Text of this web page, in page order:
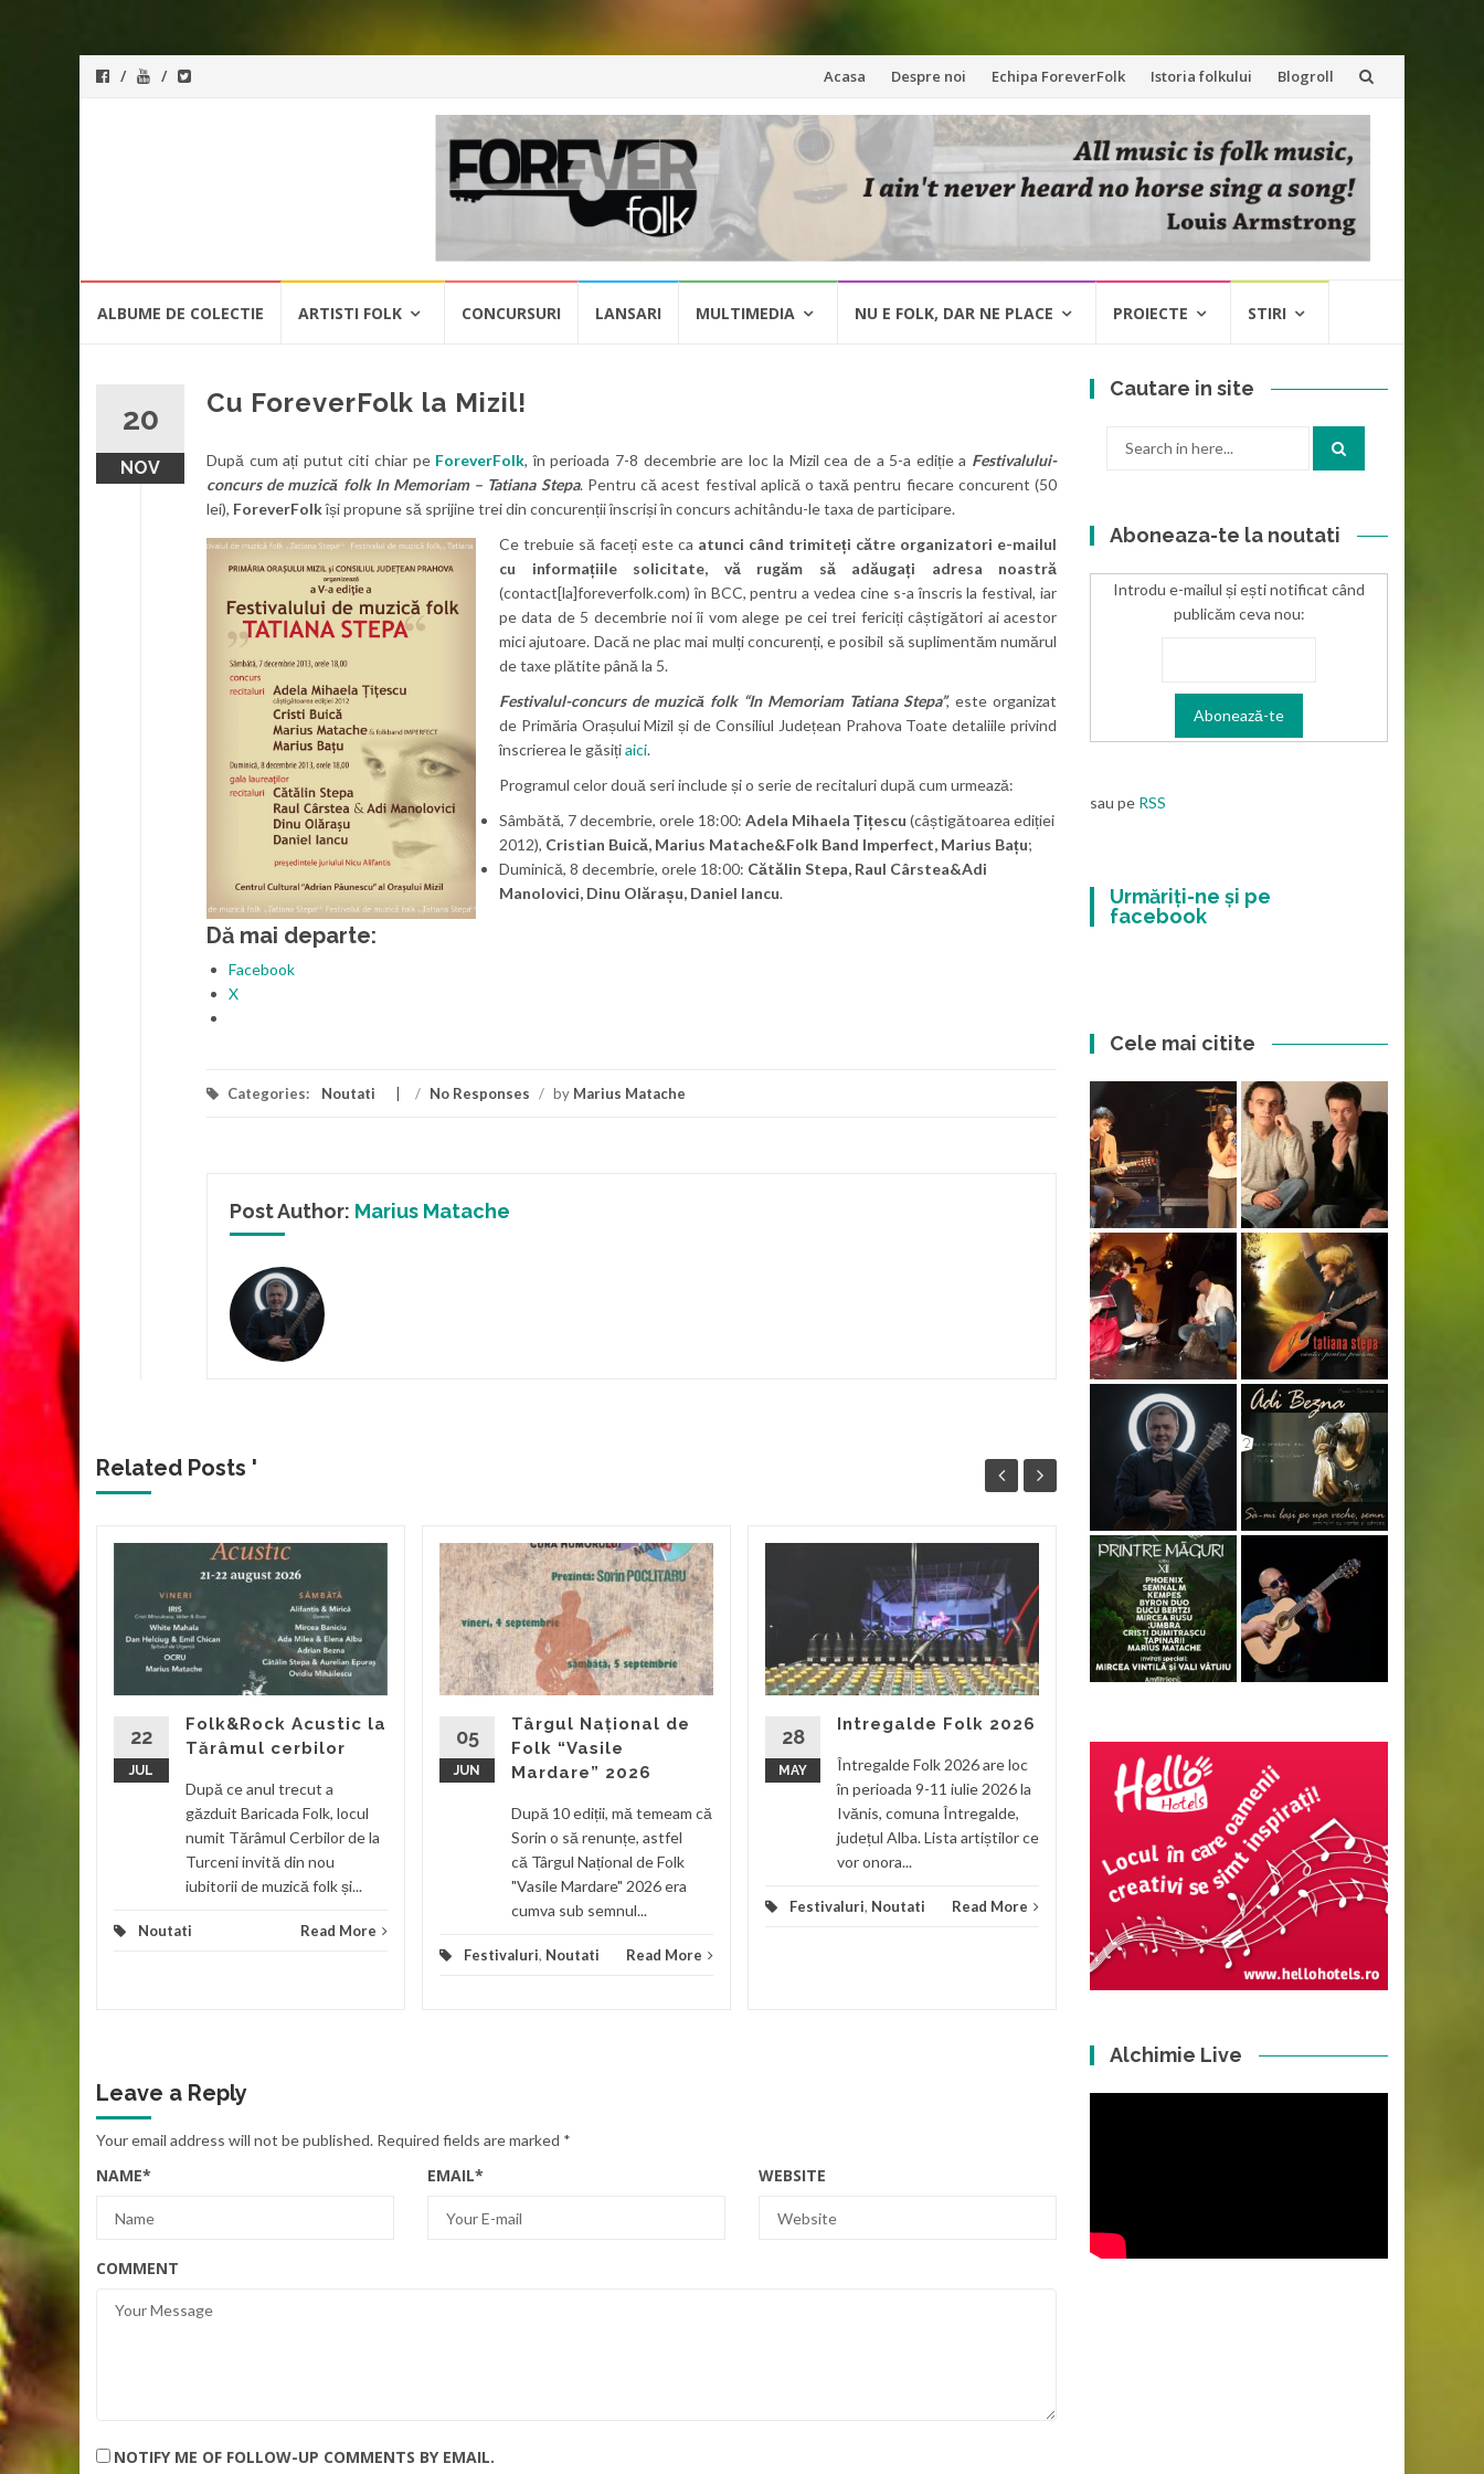
Skip
to
content
Acasa Despre noi Echipa ForeverFolk Istoria folkului Blogroll
ALBUME DE COLECTIE ARTISTI FOLK CONCURSURI LANSARI MULTIMEDIA NU E FOLK, DAR NE PLACE PROIECTE STIRI
20
NOV
Cu ForeverFolk la Mizil!
După cum ați putut citi chiar pe ForeverFolk, în perioada 7-8 decembrie are loc la Mizil cea de a 5-a ediție a Festivalului-
concurs de muzică folk In Memoriam – Tatiana Stepa. Pentru că acest festival aplică o taxă pentru fiecare concurent (50
lei), ForeverFolkîși propune să sprijine trei din concurenții înscriși în concurs achitându-le taxa de participare.
Ce trebuie să faceți este ca atunci când trimiteți către organizatori e-mailul
cu informațiile solicitate, vă rugăm să adăugați adresa noastră
(contact[la]foreverfolk.com) în BCC, pentru a vedea cine s-a înscris la festival, iar
pe data de 5 decembrie noi îi vom alege pe cei trei fericiți câștigători ai acestor
mici ajutoare. Dacă ne plac mai mulți concurenți, e posibil să suplimentăm numărul
de taxe plătite până la 5.
Festivalul-concurs de muzică folk “In Memoriam Tatiana Stepa”, este organizat
de Primăria Orașului Mizil și de Consiliul Județean Prahova Toate detaliile privind
înscrierea le găsițiaici.
Programul celor două seri include și o serie de recitaluri după cum urmează:
Sâmbătă, 7 decembrie, orele 18:00: Adela Mihaela Țițescu (câștigătoarea ediției
2012), Cristian Buică, Marius Matache&Folk Band Imperfect, Marius Bațu;
Duminică, 8 decembrie, orele 18:00: Cătălin Stepa, Raul Cârstea&Adi
Manolovici, Dinu Olărașu, Daniel Iancu.
Dă mai departe:
Facebook
X
Categories: Noutati / No Responses / by Marius Matache
Post Author: Marius Matache
Related Posts '
22
JUL
Folk&Rock Acustic la
Tărâmul cerbilor
După ce anul trecut a
găzduit Baricada Folk, locul
numit Tărâmul Cerbilor de la
Turceni invită din nou
iubitorii de muzică folk și...
Noutati Read More
05
JUN
Târgul Național de
Folk “Vasile
Mardare” 2026
După 10 ediții, mă temeam că
Sorin o să renunțe, astfel
că Târgul Național de Folk
"Vasile Mardare" 2026 era
cumva sub semnul...
Festivaluri, Noutati Read More
28
MAY
Intregalde Folk 2026
Întregalde Folk 2026 are loc
în perioada 9-11 iulie 2026 la
Ivănis, comuna Întregalde,
județul Alba. Lista artiștilor ce
vor onora...
Festivaluri, Noutati Read More
29
APR
Dacii liberi
Pe cei de la Dacii liberi cred
că i-am văzut prima dată la
Tecuci acum vreo 4-5 ani și
recunosc că nu m-au
Noutati
Leave a Reply
Your email address will not be published. Required fields are marked *
NAME* EMAIL* WEBSITE
COMMENT
NOTIFY ME OF FOLLOW-UP COMMENTS BY EMAIL.
Cautare in site
Aboneaza-te la noutati
Introdu e-mailul și ești notificat când
publicăm ceva nou:
sau pe RSS
Urmăriți-ne și pe
facebook
Cele mai citite
Alchimie Live